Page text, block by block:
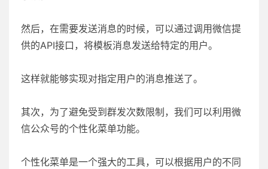
然后，在需要发送消息的时候，可以通过调用微信提
供的API接口，将模板消息发送给特定的用户。
这样就能够实现对指定用户的消息推送了。
其次，为了避免受到群发次数限制，我们可以利用微
信公众号的个性化菜单功能。
个性化菜单是一个强大的工具，可以根据用户的不同